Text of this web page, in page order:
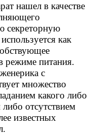
нашел в качестве
секреторную
как
режиме питания.
с
множество
какого либо
отсутствием
известных